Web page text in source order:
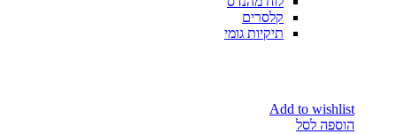
קלסרים
תיקיות גומי
Add to wishlist
הוספה לסל